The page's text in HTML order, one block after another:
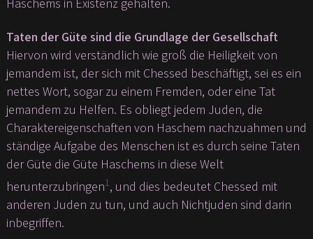
Taten der Güte sind die Grundlage der Gesellschaft
Hiervon wird verständlich wie groß die Heiligkeit von
jemandem ist, der sich mit Chessed beschäftigt, sei es ein
nettes Wort, sogar zu einem Fremden, oder eine Tat
jemandem zu Helfen. Es obliegt jedem Juden, die
Charaktereigenschaften von Haschem nachzuahmen und
ständige Aufgabe des Menschen ist es durch seine Taten
der Güte die Güte Haschems in diese Welt
herunterzubringen1, und dies bedeutet Chessed mit
anderen Juden zu tun, und auch Nichtjuden sind darin
inbegriffen.